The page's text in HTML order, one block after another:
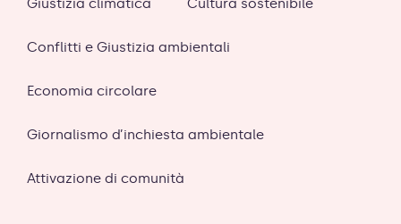
Giustizia climatica Cultura sostenibile
Conflitti e Giustizia ambientali
Economia circolare
Giornalismo d’inchiesta ambientale
Attivazione di comunità